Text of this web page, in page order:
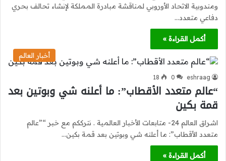
ومندوبية الاتحاد الأوروبي لمناقشة مبادرة المملكة لإنشاء تحالف بحري
دفاعي متعدد…
أكمل القراءة »
أخبار العالم
eshraag
0
18
“عالم متعدد الأقطاب”: ما أعلنه شي وبوتين بعد
قمة بكين
اشراق العالم 24- متابعات الأخبار العالمية . نترككم مع خبر “”عالم
متعدد الأقطاب”: ما أعلنه شي وبوتين بعد قمة بكين…
أكمل القراءة »